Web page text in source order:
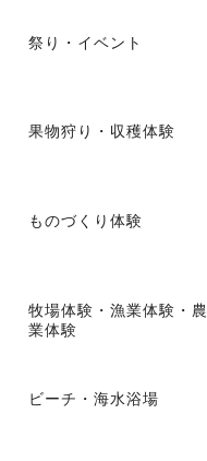
祭り・イベント
果物狩り・収穫体験
ものづくり体験
牧場体験・漁業体験・農
業体験
ビーチ・海水浴場